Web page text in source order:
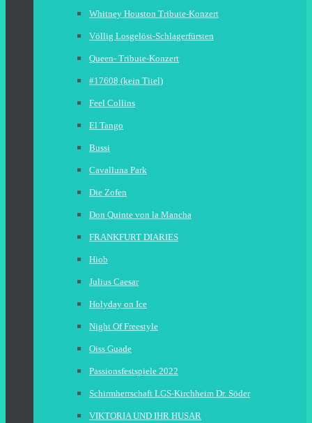
Whitney Houston Tribute-Konzert
Völlig Losgelöst-Schlagerfürsten
Queen- Tribute-Konzert
#17608 (kein Titel)
Feel Collins
El Tango
Bussi
Cavalluna Park
Die Zofen
Don Quinte von la Mancha
FRANKFURT DIARIES
Hiob
Julius Caesar
Holyday on Ice
Night Of Freestyle
Oiss Guade
Passionsfestspiele 2022
Schirmherrschaft LGS-Kirchheim Dr. Söder
VIKTORIA UND IHR HUSAR